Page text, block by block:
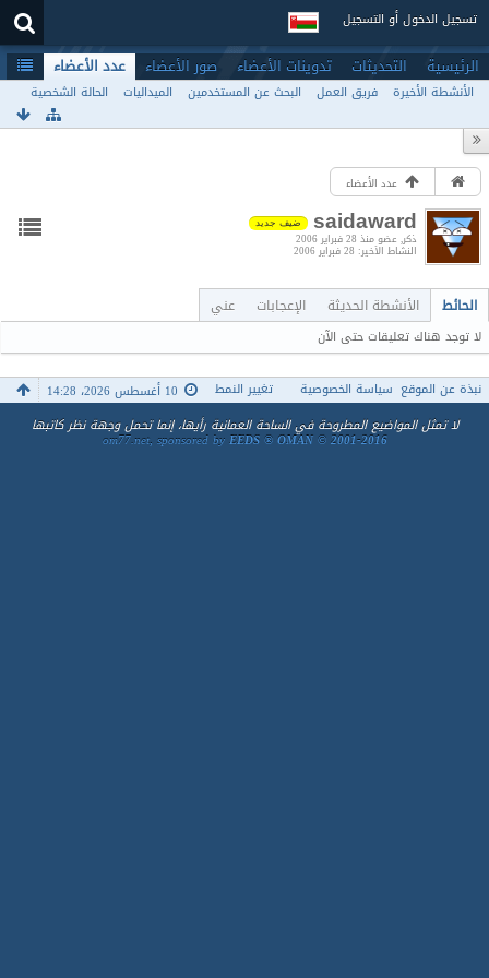
تسجيل الدخول أو التسجيل
الرئيسية التحديثات تدوينات الأعضاء صور الأعضاء عدد الأعضاء
الأنشطة الأخيرة فريق العمل البحث عن المستخدمين الميداليات الحالة الشخصية
عدد الأعضاء
saidaward ضيف جديد
ذكر عضو منذ 28 فبراير 2006
النشاط الأخير 28 فبراير 2006
الحائط الأنشطة الحديثة الإعجابات عني
لا توجد هناك تعليقات حتى الآن
نبذة عن الموقع سياسة الخصوصية 10 أغسطس 2026، 14:28
تغيير النمط
لا تمثل المواضيع المطروحة في الساحة العمانية رأيها، إنما تحمل وجهة نظر كاتبها
om77.net, sponsored byEEDS ® OMAN © 2001-2016